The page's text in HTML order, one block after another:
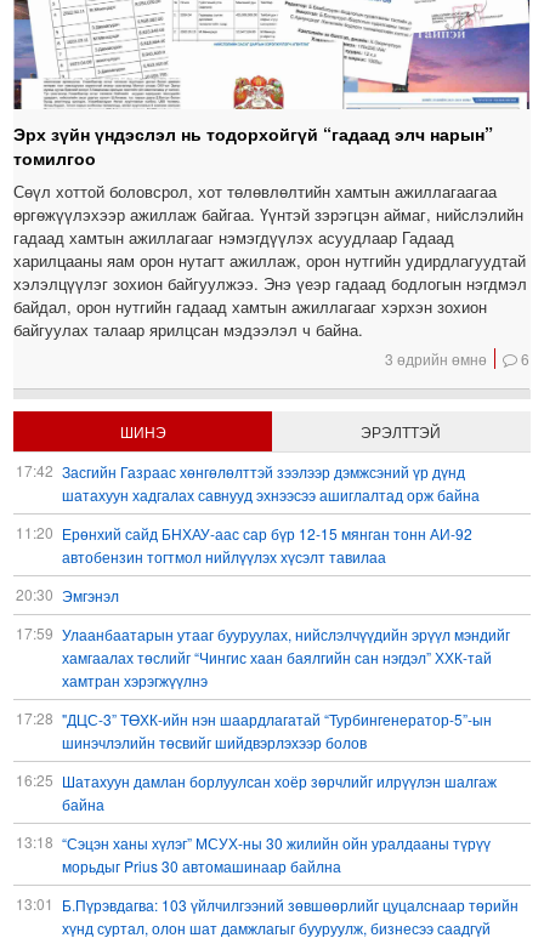
Эрх зүйн үндэслэл нь тодорхойгүй “гадаад элч нарын”
томилгоо
Сөүл хоттой боловсрол, хот төлөвлөлтийн хамтын ажиллагаагаа
өргөжүүлэхээр ажиллаж байгаа. Үүнтэй зэрэгцэн аймаг, нийслэлийн
гадаад хамтын ажиллагааг нэмэгдүүлэх асуудлаар Гадаад
харилцааны яам орон нутагт ажиллаж, орон нутгийн удирдлагуудтай
хэлэлцүүлэг зохион байгуулжээ. Энэ үеэр гадаад бодлогын нэгдмэл
байдал, орон нутгийн гадаад хамтын ажиллагааг хэрхэн зохион
байгуулах талаар ярилцсан мэдээлэл ч байна.
3 өдрийн өмнө 6
ШИНЭ
ЭРЭЛТТЭЙ
17:42 Засгийн Газраас хөнгөлөлттэй зээлээр дэмжсэний үр дүнд
шатахуун хадгалах савнууд эхнээсээ ашиглалтад орж байна
11:20 Ерөнхий сайд БНХАУ-аас сар бүр 12-15 мянган тонн АИ-92
автобензин тогтмол нийлүүлэх хүсэлт тавилаа
20:30 Эмгэнэл
17:59 Улаанбаатарын утааг бууруулах, нийслэлчүүдийн эрүүл мэндийг
хамгаалах төслийг “Чингис хаан баялгийн сан нэгдэл” ХХК-тай
хамтран хэрэгжүүлнэ
17:28 "ДЦС-3” ТӨХК-ийн нэн шаардлагатай “Турбингенератор-5”-ын
шинэчлэлийн төсвийг шийдвэрлэхээр болов
16:25 Шатахуун дамлан борлуулсан хоёр зөрчлийг илрүүлэн шалгаж
байна
13:18 “Сэцэн ханы хүлэг” МСУХ-ны 30 жилийн ойн уралдааны түрүү
морьдыг Prius 30 автомашинаар байлна
13:01
Б.Пүрэвдагва: 103 үйлчилгээний зөвшөөрлийг цуцалснаар төрийн
хүнд суртал, олон шат дамжлагыг бууруулж, бизнесээ саадгүй